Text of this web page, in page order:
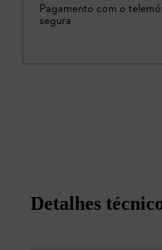
Pagamento com o
segura
Detalhes